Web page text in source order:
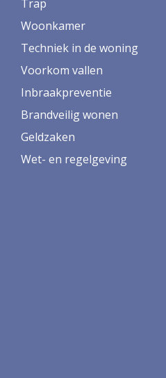
Trap
Woonkamer
Techniek in de woning
Voorkom vallen
Inbraakpreventie
Brandveilig wonen
Geldzaken
Wet- en regelgeving